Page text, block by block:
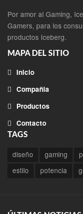
Por amor al Gaming,
Gamers, para los
productos Iceberg.
MAPA DEL SITIO
Inicio
Compañia
Productos
Contacto
TAGS
diseño gaming
estilo
potencia